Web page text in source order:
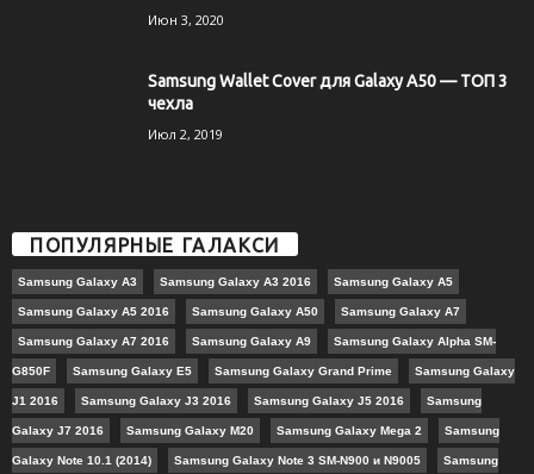
Июн 3, 2020
Samsung Wallet Cover для Galaxy A50 — ТОП 3
чехла
Июл 2, 2019
ПОПУЛЯРНЫЕ ГАЛАКСИ
Samsung Galaxy A3 Samsung Galaxy A3 2016 Samsung Galaxy A5
Samsung Galaxy A5 2016 Samsung Galaxy A50 Samsung Galaxy A7
Samsung Galaxy A7 2016 Samsung Galaxy A9 Samsung Galaxy Alpha SM-
G850F Samsung Galaxy E5 Samsung Galaxy Grand Prime Samsung Galaxy
J1 2016 Samsung Galaxy J3 2016 Samsung Galaxy J5 2016 Samsung
Galaxy J7 2016 Samsung Galaxy M20 Samsung Galaxy Mega 2 Samsung
Galaxy Note 10.1 (2014) Samsung Galaxy Note 3 SM-N900 и N9005 Samsung